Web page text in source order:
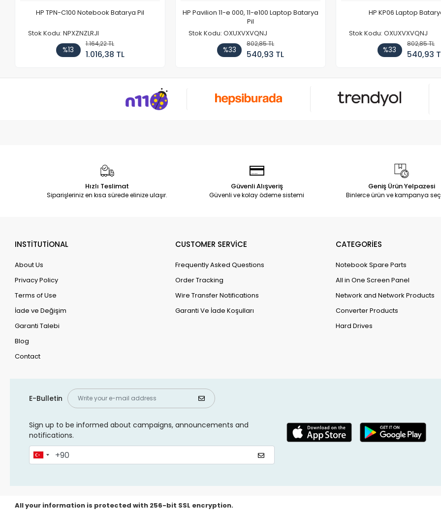
HP TPN-C100 Notebook Batarya Pil
Stok Kodu: NPXZNZLRJI
%13
1.164,22 TL
1.016,38 TL
HP Pavilion 11-e 000, 11-e100 Laptop Batarya
Pil
Stok Kodu: OXUXVXVQNJ
%33
802,85 TL
540,93 TL
HP KP06 Laptop
Stok Kodu: OXUXVXVQNJ
%33
802,85 TL
540,93
Hızlı Teslimat
Siparişleriniz en kısa sürede elinize ulaşır.
Güvenli Alışveriş
Güvenli ve kolay ödeme sistemi
Geniş Ürün Yelpazesi
Binlerce ürün ve kampanya
INSTİTUTİONAL
About Us
Privacy Policy
Terms of Use
İade ve Değişim
Garanti Talebi
Blog
Contact
CUSTOMER SERVİCE
Frequently Asked Questions
Order Tracking
Wire Transfer Notifications
Garanti Ve İade Koşulları
CATEGORİES
Notebook Spare Parts
All in One Screen Panel
Network and Network Products
Converter Products
Hard Drives
E-Bulletin
Sign up to be informed about campaigns, announcements and
notifications.
All your information is protected with 256-bit SSL encryption.